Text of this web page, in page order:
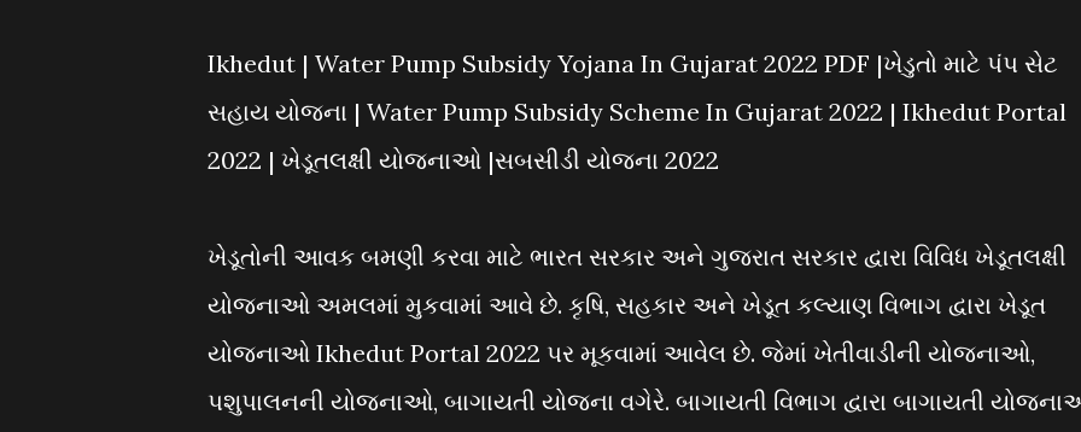
Ikhedut | Water Pump Subsidy Yojana In Gujarat 2022 PDF |ખેડુતો માટે પંપ સેટ
સહાય યોજના | Water Pump Subsidy Scheme In Gujarat 2022 | Ikhedut Portal
2022 | ખેડૂતલક્ષી યોજનાઓ |સબસીડી યોજના 2022
ખેડૂતોની આવક બમણી કરવા માટે ભારત સરકાર અને ગુજરાત સરકાર દ્વારા વિવિધ ખેડૂતલક્ષી
યોજનાઓ અમલમાં મુકવામાં આવે છે. કૃષિ, સહકાર અને ખેડૂત કલ્યાણ વિભાગ દ્વારા ખેડૂત
યોજનાઓ Ikhedut Portal 2022 પર મૂકવામાં આવેલ છે. જેમાં ખેતીવાડીની યોજનાઓ,
પશુપાલનની યોજનાઓ, બાગાયતી યોજના વગેરે. બાગાયતી વિભાગ દ્વારા બાગાયતી